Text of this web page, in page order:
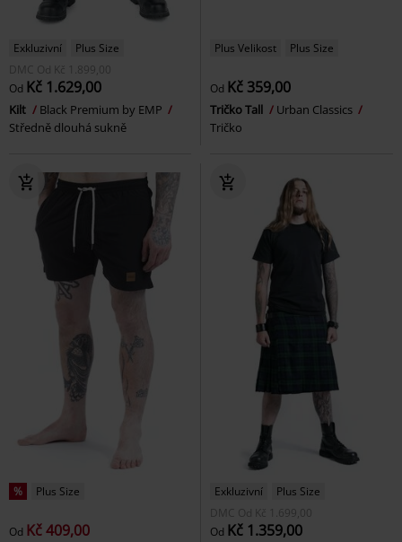
Exkluzivní
Plus Size
DMC Od Kč 1.899,00
Od Kč 1.629,00
Kilt
Black Premium by EMP
Středně dlouhá sukně
Plus Velikost Plus Size
Od Kč 359,00
Tričko Tall
Urban Classics
Tričko
% Plus Size
Od Kč 409,00
Exkluzivní
Plus Size
DMC Od Kč 1.699,00
Od Kč 1.359,00